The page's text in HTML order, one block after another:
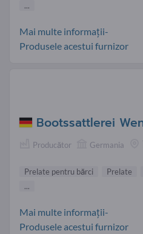
...
Mai multe informații-
Produsele acestui furnizor
Bootssattlerei
Producător Germania
Prelate pentru bărci Prelate
...
Mai multe informații-
Produsele acestui furnizor